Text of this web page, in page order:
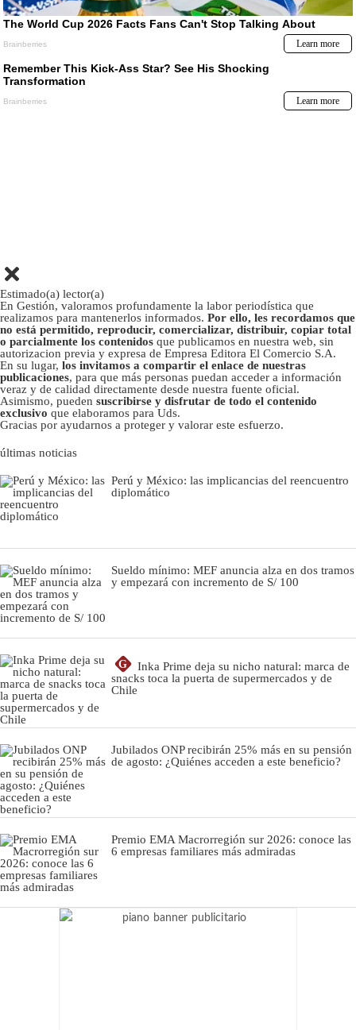
Estimado(a) lector(a)
En Gestión, valoramos profundamente la labor periodística que
realizamos para mantenerlos informados. Por ello, les recordamos que
no está permitido, reproducir, comercializar, distribuir, copiar total
o parcialmente los contenidos que publicamos en nuestra web, sin
autorizacion previa y expresa de Empresa Editora El Comercio S.A.
En su lugar, los invitamos a compartir el enlace de nuestras
publicaciones, para que más personas puedan acceder a información
veraz y de calidad directamente desde nuestra fuente oficial.
Asimismo, pueden suscribirse y disfrutar de todo el contenido
exclusivo que elaboramos para Uds.
Gracias por ayudarnos a proteger y valorar este esfuerzo.
últimas noticias
Perú y México: las implicancias del reencuentro
diplomático
Sueldo mínimo: MEF anuncia alza en dos tramos
y empezará con incremento de S/ 100
G
Inka Prime deja su nicho natural: marca de
snacks toca la puerta de supermercados y de
Chile
Jubilados ONP recibirán 25% más en su pensión
de agosto: ¿Quiénes acceden a este beneficio?
Premio EMA Macrorregión sur 2026: conoce las
6 empresas familiares más admiradas